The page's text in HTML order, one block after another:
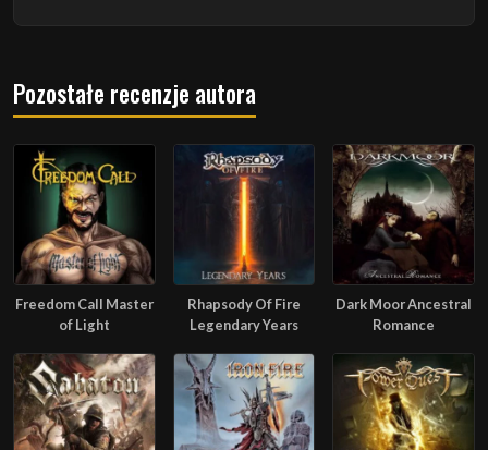
Pozostałe recenzje autora
Freedom Call Master
of Light
Rhapsody Of Fire
Legendary Years
Dark Moor Ancestral
Romance